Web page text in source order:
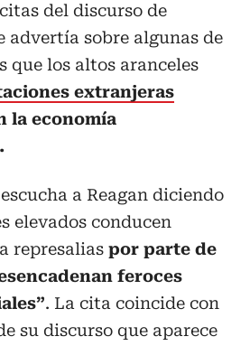
del discurso de
advertía sobre algunas de
que los altos aranceles
extranjeras
la economía
a Reagan diciendo
elevados conducen
represalias por parte de
feroces
. La cita coincide con
su discurso que aparece